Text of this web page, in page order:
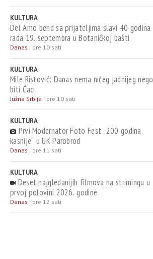
KULTURA
Del Arno bend sa prijateljima slavi 40 godina
rada 19. septembra u Botaničkoj bašti
Danas | pre 10 sati
KULTURA
Mile Ristović: Danas nema ničeg jadnijeg nego
biti Ćaci.
Južna Srbija | pre 10 sati
KULTURA
Prvi Modernator Foto Fest „200 godina
kasnije“ u UK Parobrod
Danas | pre 11 sati
KULTURA
Deset najgledanijih filmova na strimingu u
prvoj polovini 2026. godine
Danas | pre 12 sati